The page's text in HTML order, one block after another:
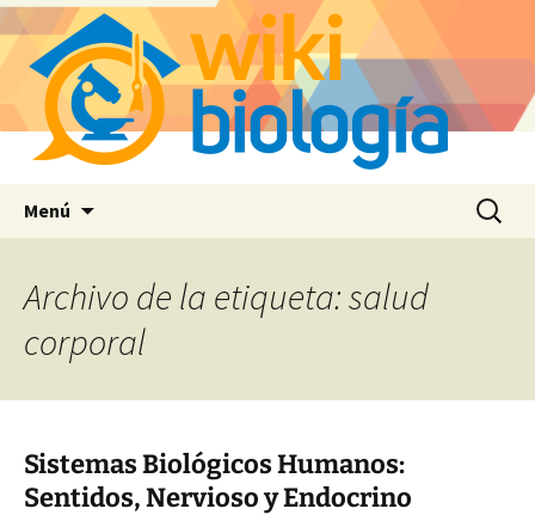
Menú Buscar:
Archivo de la etiqueta: salud
corporal
Sistemas Biológicos Humanos:
Sentidos, Nervioso y Endocrino